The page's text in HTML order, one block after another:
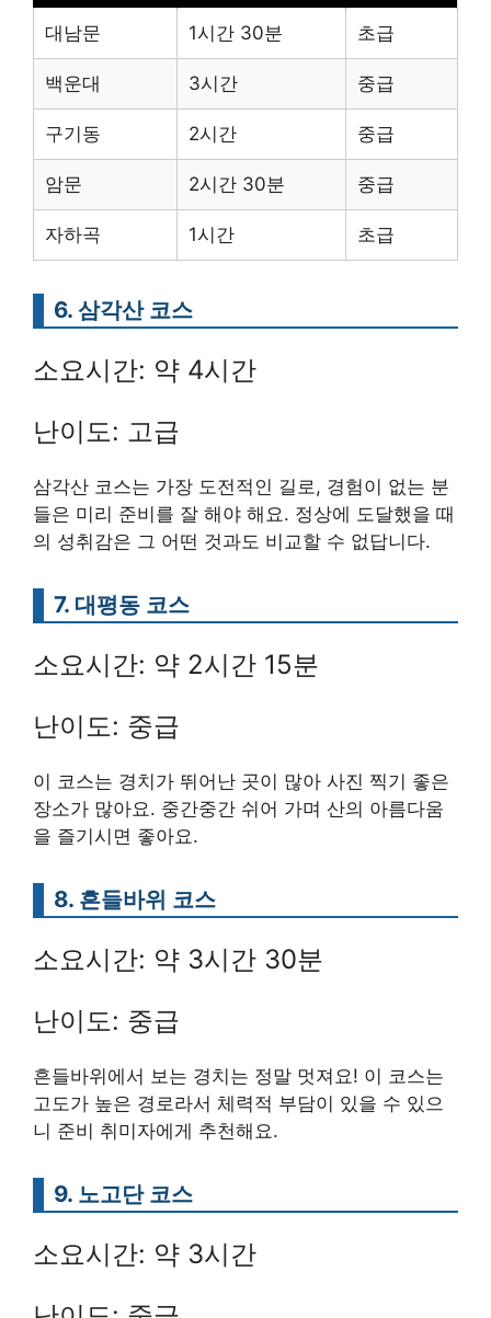
대남문 1시간 30분 초급
백운대 3시간 중급
구기동 2시간 중급
암문 2시간 30분 중급
자하곡 1시간 초급
6. 삼각산 코스
소요시간: 약 4시간
난이도: 고급
삼각산 코스는 가장 도전적인 길로, 경험이 없는 분
들은 미리 준비를 잘 해야 해요. 정상에 도달했을 때
의 성취감은 그 어떤 것과도 비교할 수 없답니다.
7. 대평동 코스
소요시간: 약 2시간 15분
난이도: 중급
이 코스는 경치가 뛰어난 곳이 많아 사진 찍기 좋은
장소가 많아요. 중간중간 쉬어 가며 산의 아름다움
을 즐기시면 좋아요.
8. 흔들바위 코스
소요시간: 약 3시간 30분
난이도: 중급
흔들바위에서 보는 경치는 정말 멋져요! 이 코스는
고도가 높은 경로라서 체력적 부담이 있을 수 있으
니 준비 취미자에게 추천해요.
9. 노고단 코스
소요시간: 약 3시간